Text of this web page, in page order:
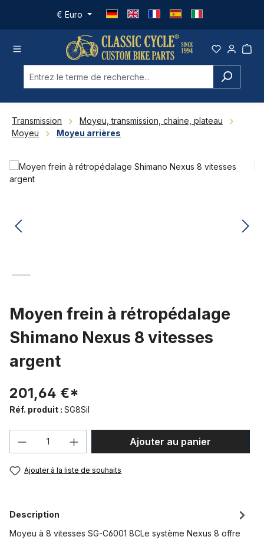
Passer au contenu principal
€ Euro
Transmission
Moyeu, transmission, chaine, plateau
Moyeu
Moyeu arrières
Ignorer la galerie d'images
Moyen frein à rétropédalage
Shimano Nexus 8 vitesses
argent
201,64 €*
Réf. produit : SG8Sil
Quantité de produit : Entrez la
Ajouter au panier
Ajouter à la liste de souhaits
Description
Moyeu à 8 vitesses SG-C6001 8CLe système Nexus 8 offre